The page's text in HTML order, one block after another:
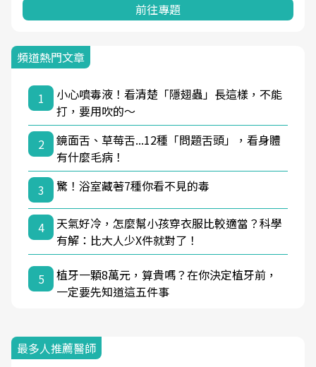
前往專題
頻道熱門文章
1
小心噴毒液！看清楚「隱翅蟲」長這樣，不能
打，要用吹的～
2
鏡面舌、草莓舌...12種「問題舌頭」，看身體
有什麼毛病！
3
驚！浴室藏著7種你看不見的毒
4
天氣好冷，怎麼幫小孩穿衣服比較適當？科學
有解：比大人少X件就對了！
5
植牙一顆8萬元，算貴嗎？在你決定植牙前，
一定要先知道這五件事
最多人推薦醫師